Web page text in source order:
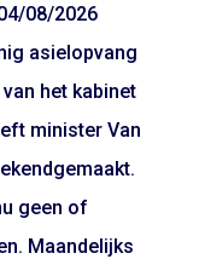
08/2026
asielopvang
het kabinet
minister Van
geen of
Maandelijks